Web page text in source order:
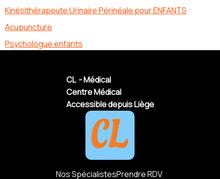
Kinésithérapeute Urinaire Périnéale pour ENFANTS
Acupuncture
Psychologue enfants
CL - Médical
Centre Médical
Accessible depuis Liège
Nos SpécialistesPrendre RDV